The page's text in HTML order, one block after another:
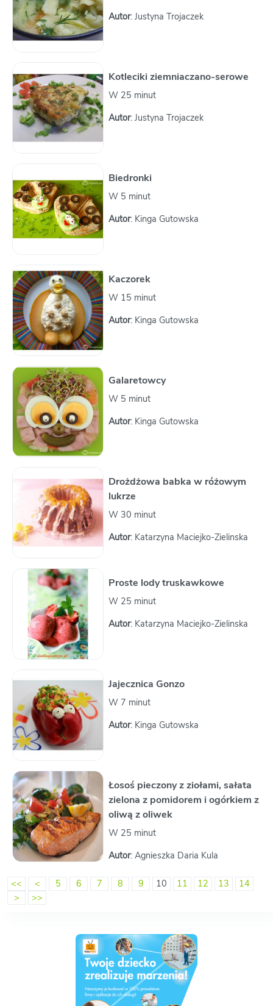
Autor: Justyna Trojaczek
Kotleciki ziemniaczano-serowe
W 25 minut
Autor: Justyna Trojaczek
Biedronki
W 5 minut
Autor: Kinga Gutowska
Kaczorek
W 15 minut
Autor: Kinga Gutowska
Galaretowcy
W 5 minut
Autor: Kinga Gutowska
Drożdżowa babka w różowym
lukrze
W 30 minut
Autor: Katarzyna Maciejko-Zielinska
Proste lody truskawkowe
W 25 minut
Autor: Katarzyna Maciejko-Zielinska
Jajecznica Gonzo
W 7 minut
Autor: Kinga Gutowska
Łosoś pieczony z ziołami, sałata
zielona z pomidorem i ogórkiem z
oliwą z oliwek
W 25 minut
Autor: Agnieszka Daria Kula
<< < 5 6 7 8 9 10 11 12 13
14
>
>>